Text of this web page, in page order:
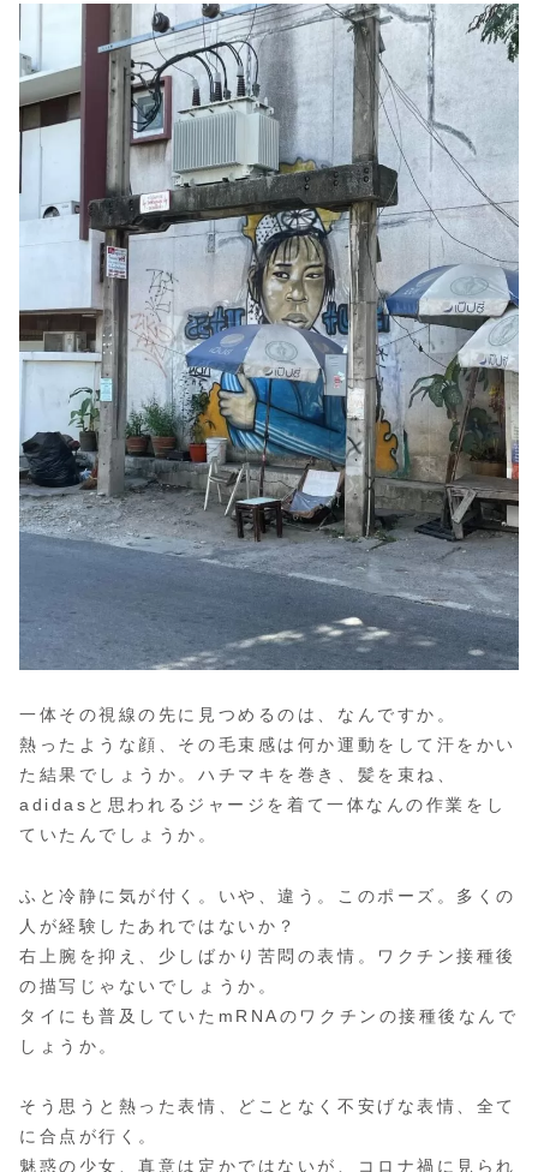
一体その視線の先に見つめるのは、なんですか。
熱ったような顔、その毛束感は何か運動をして汗をかい
た結果でしょうか。ハチマキを巻き、髪を束ね、
adidasと思われるジャージを着て一体なんの作業をし
ていたんでしょうか。
ふと冷静に気が付く。いや、違う。このポーズ。多くの
人が経験したあれではないか？
右上腕を抑え、少しばかり苦悶の表情。ワクチン接種後
の描写じゃないでしょうか。
タイにも普及していたmRNAのワクチンの接種後なんで
しょうか。
そう思うと熱った表情、どことなく不安げな表情、全て
に合点が行く。
魅惑の少女、真意は定かではないが、コロナ禍に見られ